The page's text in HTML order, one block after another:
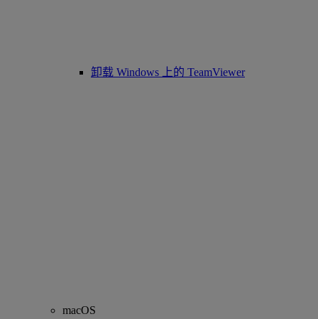
卸载 Windows 上的 TeamViewer
macOS